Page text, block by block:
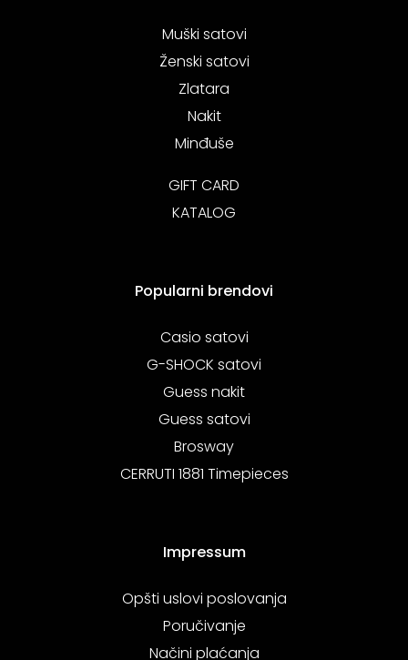
Muški satovi
Ženski satovi
Zlatara
Nakit
Minđuše
GIFT CARD
KATALOG
Popularni brendovi
Casio satovi
G-SHOCK satovi
Guess nakit
Guess satovi
Brosway
CERRUTI 1881 Timepieces
Impressum
Opšti uslovi poslovanja
Poručivanje
Načini plaćanja